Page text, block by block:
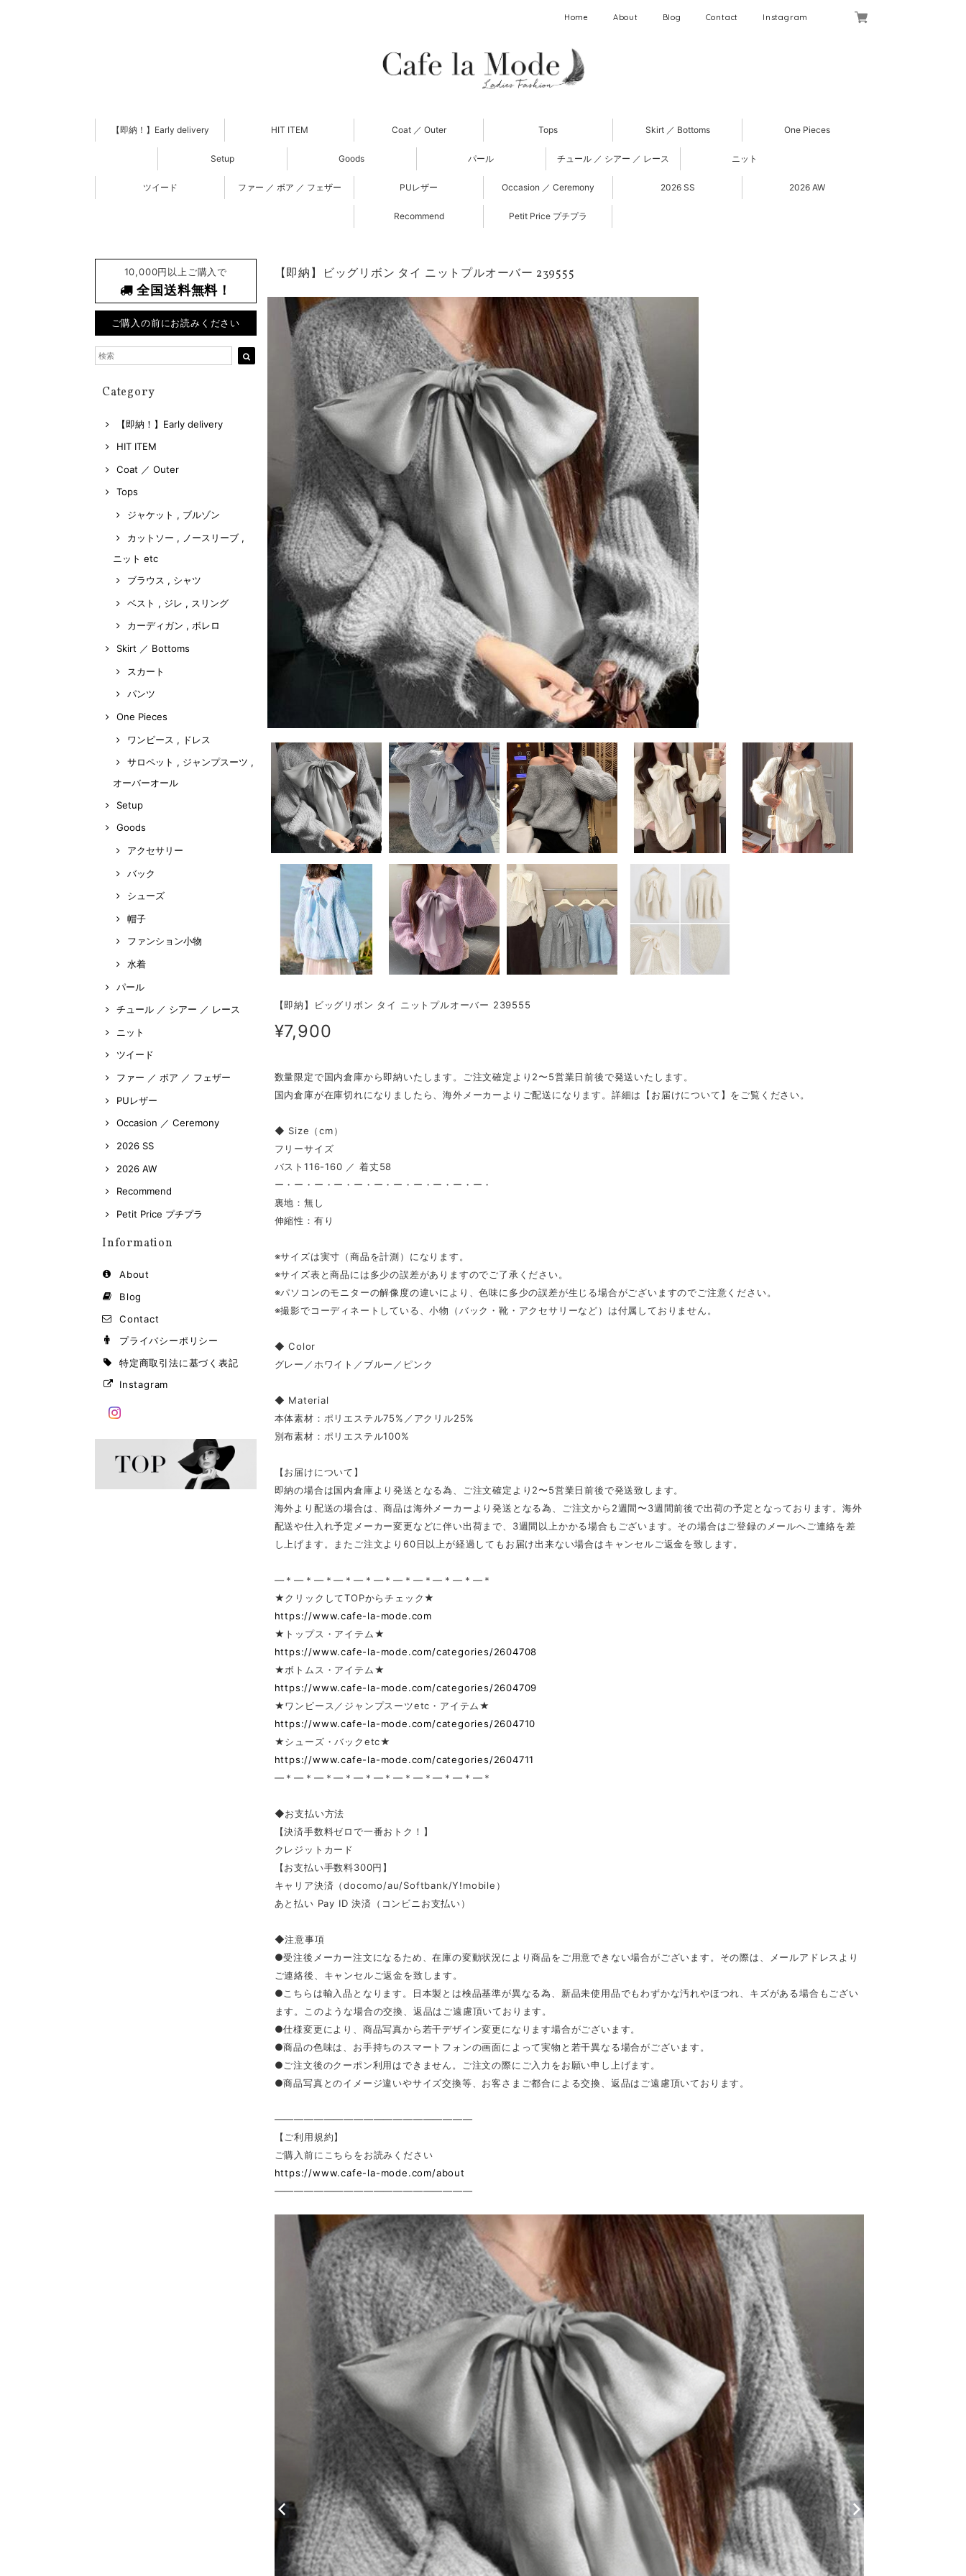
Home About Blog Contact Instagram
【即納！】Early delivery HIT ITEM Coat ／ Outer Tops Skirt ／ Bottoms One Pieces
Setup Goods パール チュール ／ シアー ／ レース ニット
ツイード ファー ／ ボア ／ フェザー PUレザー Occasion ／ Ceremony 2026 SS 2026 AW
Recommend Petit Price プチプラ
10,000円以上ご購入で
全国送料無料！
ご購入の前にお読みください
Category
【即納！】Early delivery
HIT ITEM
Coat ／ Outer
Tops
ジャケット , ブルゾン
カットソー , ノースリーブ ,
ニット etc
ブラウス , シャツ
ベスト , ジレ , スリング
カーディガン , ボレロ
Skirt ／ Bottoms
スカート
パンツ
One Pieces
ワンピース , ドレス
サロペット , ジャンプスーツ ,
オーバーオール
Setup
Goods
アクセサリー
バック
シューズ
帽子
ファンション小物
水着
パール
チュール ／ シアー ／ レース
ニット
ツイード
ファー ／ ボア ／ フェザー
PUレザー
Occasion ／ Ceremony
2026 SS
2026 AW
Recommend
Petit Price プチプラ
Information
About
Blog
Contact
プライバシーポリシー
特定商取引法に基づく表記
Instagram
【即納】ビッグリボン タイ ニットプルオーバー 239555
【即納】ビッグリボン タイ ニットプルオーバー 239555
¥7,900
数量限定で国内倉庫から即納いたします。ご注文確定より2〜5営業日前後で発送いたします。
国内倉庫が在庫切れになりましたら、海外メーカーよりご配送になります。詳細は【お届けについて】をご覧ください。
◆ Size（cm）
フリーサイズ
バスト116-160 ／ 着丈58
ー・ー・ー・ー・ー・ー・ー・ー・ー・ー・ー・
裏地：無し
伸縮性：有り
※サイズは実寸（商品を計測）になります。
※サイズ表と商品には多少の誤差がありますのでご了承ください。
※パソコンのモニターの解像度の違いにより、色味に多少の誤差が生じる場合がございますのでご注意ください。
※撮影でコーディネートしている、小物（バック・靴・アクセサリーなど）は付属しておりません。
◆ Color
グレー／ホワイト／ブルー／ピンク
◆ Material
本体素材：ポリエステル75%／アクリル25%
別布素材：ポリエステル100%
【お届けについて】
即納の場合は国内倉庫より発送となる為、ご注文確定より2〜5営業日前後で発送致します。
海外より配送の場合は、商品は海外メーカーより発送となる為、ご注文から2週間〜3週間前後で出荷の予定となっております。海外
配送や仕入れ予定メーカー変更などに伴い出荷まで、3週間以上かかる場合もございます。その場合はご登録のメールへご連絡を差
し上げます。またご注文より60日以上が経過してもお届け出来ない場合はキャンセルご返金を致します。
—＊—＊—＊—＊—＊—＊—＊—＊—＊—＊—＊
★クリックしてTOPからチェック★
https://www.cafe-la-mode.com
★トップス・アイテム★
https://www.cafe-la-mode.com/categories/2604708
★ボトムス・アイテム★
https://www.cafe-la-mode.com/categories/2604709
★ワンピース／ジャンプスーツetc・アイテム★
https://www.cafe-la-mode.com/categories/2604710
★シューズ・バックetc★
https://www.cafe-la-mode.com/categories/2604711
—＊—＊—＊—＊—＊—＊—＊—＊—＊—＊—＊
◆お支払い方法
【決済手数料ゼロで一番おトク！】
クレジットカード
【お支払い手数料300円】
キャリア決済（docomo/au/Softbank/Y!mobile）
あと払い Pay ID 決済（コンビニお支払い）
◆注意事項
●受注後メーカー注文になるため、在庫の変動状況により商品をご用意できない場合がございます。その際は、メールアドレスより
ご連絡後、キャンセルご返金を致します。
●こちらは輸入品となります。日本製とは検品基準が異なる為、新品未使用品でもわずかな汚れやほつれ、キズがある場合もござい
ます。このような場合の交換、返品はご遠慮頂いております。
●仕様変更により、商品写真から若干デザイン変更になります場合がございます。
●商品の色味は、お手持ちのスマートフォンの画面によって実物と若干異なる場合がございます。
●ご注文後のクーポン利用はできません。ご注文の際にご入力をお願い申し上げます。
●商品写真とのイメージ違いやサイズ交換等、お客さまご都合による交換、返品はご遠慮頂いております。
————————————————————
【ご利用規約】
ご購入前にこちらをお読みください
https://www.cafe-la-mode.com/about
————————————————————